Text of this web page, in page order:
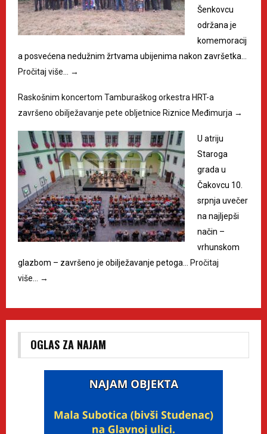
Šenkovcu
održana je
komemoracij
a posvećena nedužnim žrtvama ubijenima nakon završetka…
Pročitaj više… →
Raskošnim koncertom Tamburaškog orkestra HRT-a
završeno obilježavanje pete obljetnice Riznice Međimurja →
U atriju
Staroga
grada u
Čakovcu 10.
srpnja uvečer
na najljepši
način –
vrhunskom
glazbom – završeno je obilježavanje petoga… Pročitaj
više… →
OGLAS ZA NAJAM